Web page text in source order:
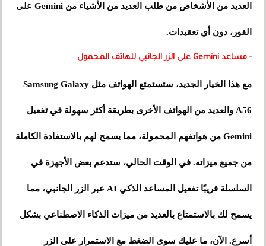
العديد من الأشخاص من طلب العديد من الأشياء من Gemini على
الفور، دون أي تعقيدات.
- مساعد Gemini على الزر الجانبي للهاتف المحمول
مع هذا الخيار الجديد، ستستمتع الهواتف مثل Samsung Galaxy
A56 والعديد من الهواتف الأخرى بطريقة أكثر سهولة في تفعيل
Gemini من هواتفهم المحمولة، مما يسمح لهم بالاستفادة الكاملة
من جميع ميزاته. في الوقت الحالي، ستدعم بعض الأجهزة في
السلسلة قريبًا تفعيل المساعد الذكي AI عبر الزر الجانبي، مما
يسمح لك بالاستمتاع بالعديد من ميزات الذكاء الاصطناعي بشكل
أسرع. الآن، ما عليك سوى الضغط مع الاستمرار على الزر